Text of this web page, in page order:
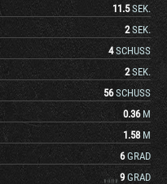
11.5 SEK.
2 SEK.
4 SCHUSS
2 SEK.
56 SCHUSS
0.36 M
1.58 M
6 GRAD
9 GRAD